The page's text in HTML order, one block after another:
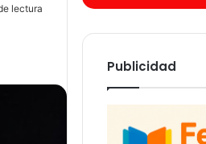
lectura
Publicidad